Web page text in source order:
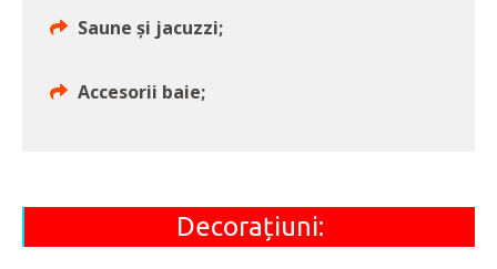
Saune și jacuzzi;
Accesorii baie;
Decorațiuni: